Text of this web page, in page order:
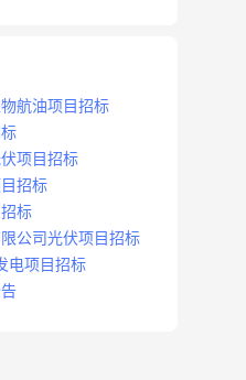
航油项目招标
项目招标
招标
标
公司光伏项目招标
电项目招标